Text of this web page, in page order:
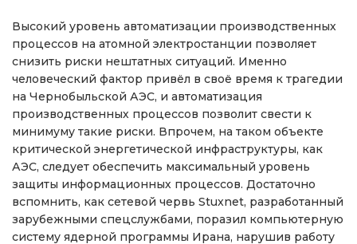
Высокий уровень автоматизации производственных
процессов на атомной электростанции позволяет
снизить риски нештатных ситуаций. Именно
человеческий фактор привёл в своё время к трагедии
на Чернобыльской АЭС, и автоматизация
производственных процессов позволит свести к
минимуму такие риски. Впрочем, на таком объекте
критической энергетической инфраструктуры, как
АЭС, следует обеспечить максимальный уровень
защиты информационных процессов. Достаточно
вспомнить, как сетевой червь Stuxnet, разработанный
зарубежными спецслужбами, поразил компьютерную
систему ядерной программы Ирана, нарушив работу